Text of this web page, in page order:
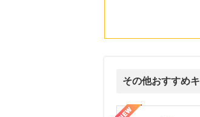
その他おすすめ
【LOJEL公式サイト】スー
【ロデ